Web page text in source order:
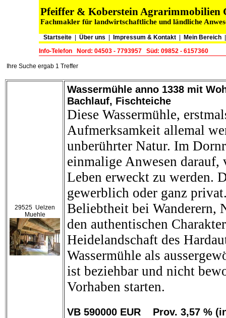
Pfeiffer & Koberstein Agrarimmobilien
Fachmakler für landwirtschaftliche und ländliche
Startseite Über uns Impressum & Kontakt Mein Bereich
Info-Telefon
Nord: 04503 - 7793957 Süd: 09852 - 6157360
Ihre Suche ergab 1 Treffer
29525 Uelzen
Muehle
Wassermühle anno 1338 mit
Bachlauf, Fischteiche
Diese Wassermühle,
Aufmerksamkeit allemal
unberührter Natur. Im
einmalige Anwesen darauf,
Leben erweckt zu werden.
gewerblich oder ganz
Beliebtheit bei Wanderern,
den authentischen
Heidelandschaft des
Wassermühle als
ist beziehbar und nicht
Vorhaben starten.
VB 590000 EUR Prov. 3,57 %